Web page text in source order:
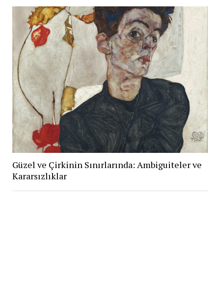
Güzel ve Çirkinin Sınırlarında: Ambiguiteler ve
Kararsızlıklar